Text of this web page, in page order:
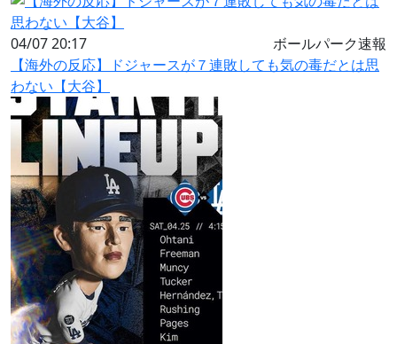
04/07 20:17
ボールパーク速報
【海外の反応】ドジャースが７連敗しても気の毒だとは思
わない【大谷】